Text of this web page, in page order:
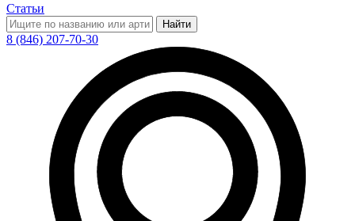
Статьи
Найти
8 (846) 207-70-30